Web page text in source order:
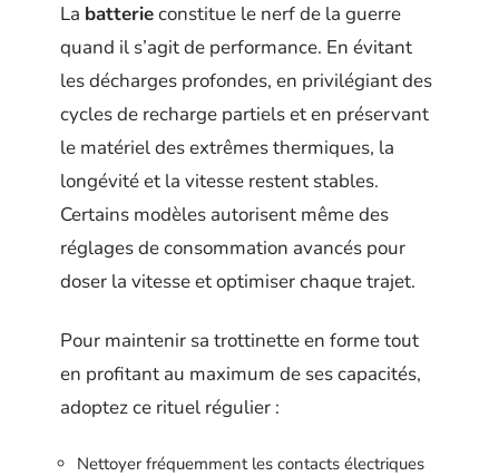
La batterieconstitue le nerf de la guerre
quand il s’agit de performance. En évitant
les décharges profondes, en privilégiant des
cycles de recharge partiels et en préservant
le matériel des extrêmes thermiques, la
longévité et la vitesse restent stables.
Certains modèles autorisent même des
réglages de consommation avancés pour
doser la vitesse et optimiser chaque trajet.
Pour maintenir sa trottinette en forme tout
en profitant au maximum de ses capacités,
adoptez ce rituel régulier :
Nettoyer fréquemment les contacts électriques